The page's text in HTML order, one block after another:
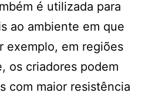
é utilizada para
ao ambiente em que
exemplo, em regiões
os criadores podem
com maior resistência